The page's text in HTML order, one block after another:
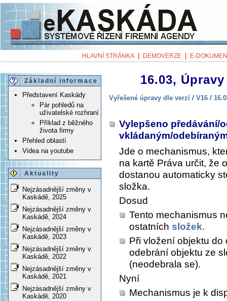
HLAVNÍ STRÁNKA DEMOVERZE E-
Základní informace
Představení Kaskády
Pár pohledů na
uživatelské rozhraní
Příklad z běžného
života firmy
Přehled oblastí
Videa na youtube
Aktuality
Nejzásadnější změny v
Kaskádě, 2025
Nejzásadnější změny v
Kaskádě, 2024
Nejzásadnější změny v
Kaskádě, 2023
Nejzásadnější změny v
Kaskádě, 2022
Nejzásadnější změny v
Kaskádě, 2021
Nejzásadnější změny v
Kaskádě, 2020
16.03,
Vyřešené úpravy dle verzí / V16 /
Vylepšeno předávání/
vkládaným/
Jde o mechanismus,
na kartě Práva určit, že
dostanou automaticky
složka.
Dosud
Tento mechanismus
ostatních složek.
Při vložení objektu do
odebrání objektu ze
(neodebrala se).
Nyní
Mechanismus je k